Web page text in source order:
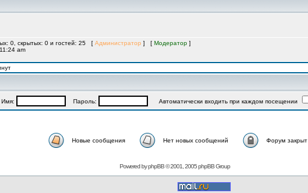
0, скрытых: 0 и гостей: 25 [ Администратор ] [ Модератор ]
am
Имя: Пароль: Автоматически входить при каждом посещении
Новые сообщения Нет новых сообщений Форум закрыт
Powered byphpBB© 2001, 2005 phpBB Group